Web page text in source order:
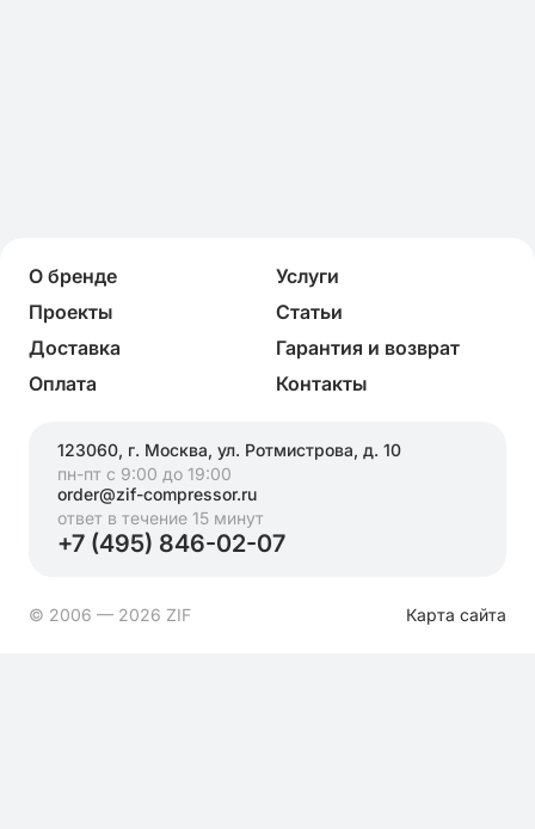
О бренде
Услуги
Проекты
Статьи
Доставка
Гарантия и возврат
Оплата
Контакты
123060, г. Москва, ул. Ротмистрова, д. 10
пн-пт с 9:00 до 19:00
order@zif-compressor.ru
ответ в течение 15 минут
+7 (495) 846-02-07
© 2006 — 2026 ZIF Карта сайта